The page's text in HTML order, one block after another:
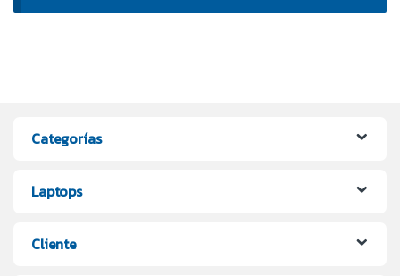
Categorías
Laptops
Cliente